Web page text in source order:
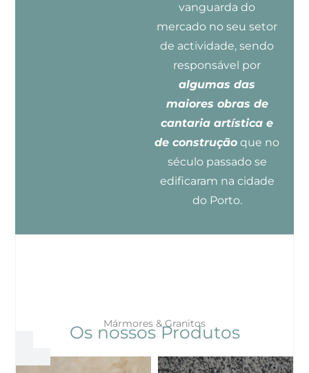
vanguarda do
mercado no seu setor
de actividade, sendo
responsável por
algumas das
maiores obras de
cantaria artística e
de construção que no
século passado se
edificaram na cidade
do Porto.
Mármores & Granitos
Os nossos Produtos